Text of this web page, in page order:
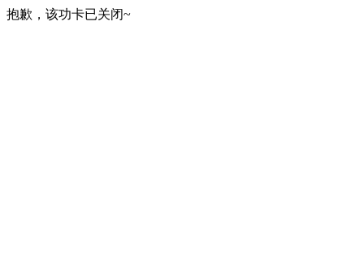
抱歉，该功卡已关闭~